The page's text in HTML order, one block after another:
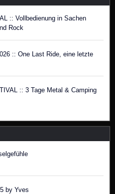
:: Vollbedienung in Sachen
Rock
:: One Last Ride, eine letzte
:: 3 Tage Metal & Camping
by Yves